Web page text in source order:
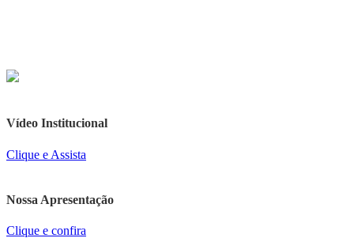
Vídeo Institucional
Clique e Assista
Nossa Apresentação
Clique e confira